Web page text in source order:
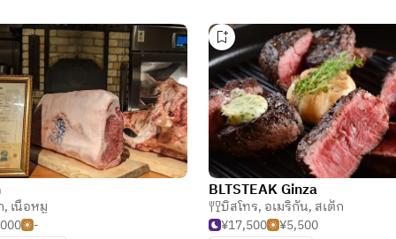
, เนื้อหมู
-
BLTSTEAK Ginza
บิสโทร, อเมริกัน, สเต็ก
¥17,500
¥5,500